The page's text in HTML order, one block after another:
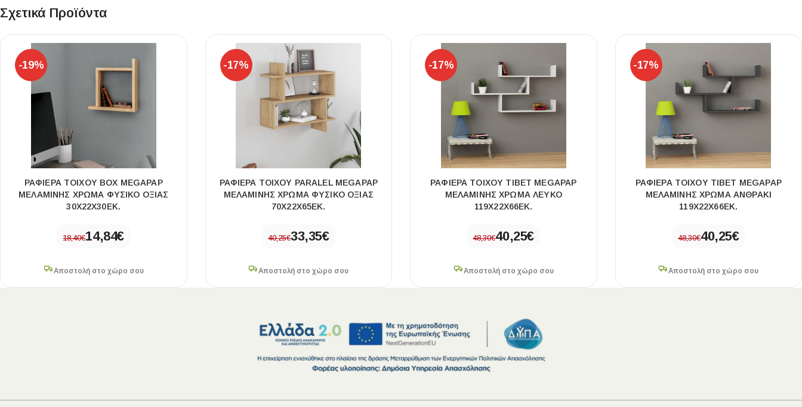
Σχετικά Προϊόντα
-19%
ΡΑΦΙΈΡΑ ΤΟΊΧΟΥ BOX MEGAPAP
ΜΕΛΑΜΊΝΗΣ ΧΡΏΜΑ ΦΥΣΙΚΌ ΟΞΙΆΣ
30X22X30ΕΚ.
18,40€14,84€
Αποστολή στο χώρο σου
-17%
ΡΑΦΙΈΡΑ ΤΟΊΧΟΥ PARALEL MEGAPAP
ΜΕΛΑΜΊΝΗΣ ΧΡΏΜΑ ΦΥΣΙΚΌ ΟΞΙΆΣ
70X22X65ΕΚ.
40,25€33,35€
Αποστολή στο χώρο σου
-17%
ΡΑΦΙΈΡΑ ΤΟΊΧΟΥ TIBET MEGAPAP
ΜΕΛΑΜΊΝΗΣ ΧΡΏΜΑ ΛΕΥΚΌ
119X22X66ΕΚ.
48,30€40,25€
Αποστολή στο χώρο σου
-17%
ΡΑΦΙΈΡΑ ΤΟΊΧΟΥ TIBET MEGAPAP
ΜΕΛΑΜΊΝΗΣ ΧΡΏΜΑ ΑΝΘΡΑΚΊ
119X22X66ΕΚ.
48,30€40,25€
Αποστολή στο χώρο σου